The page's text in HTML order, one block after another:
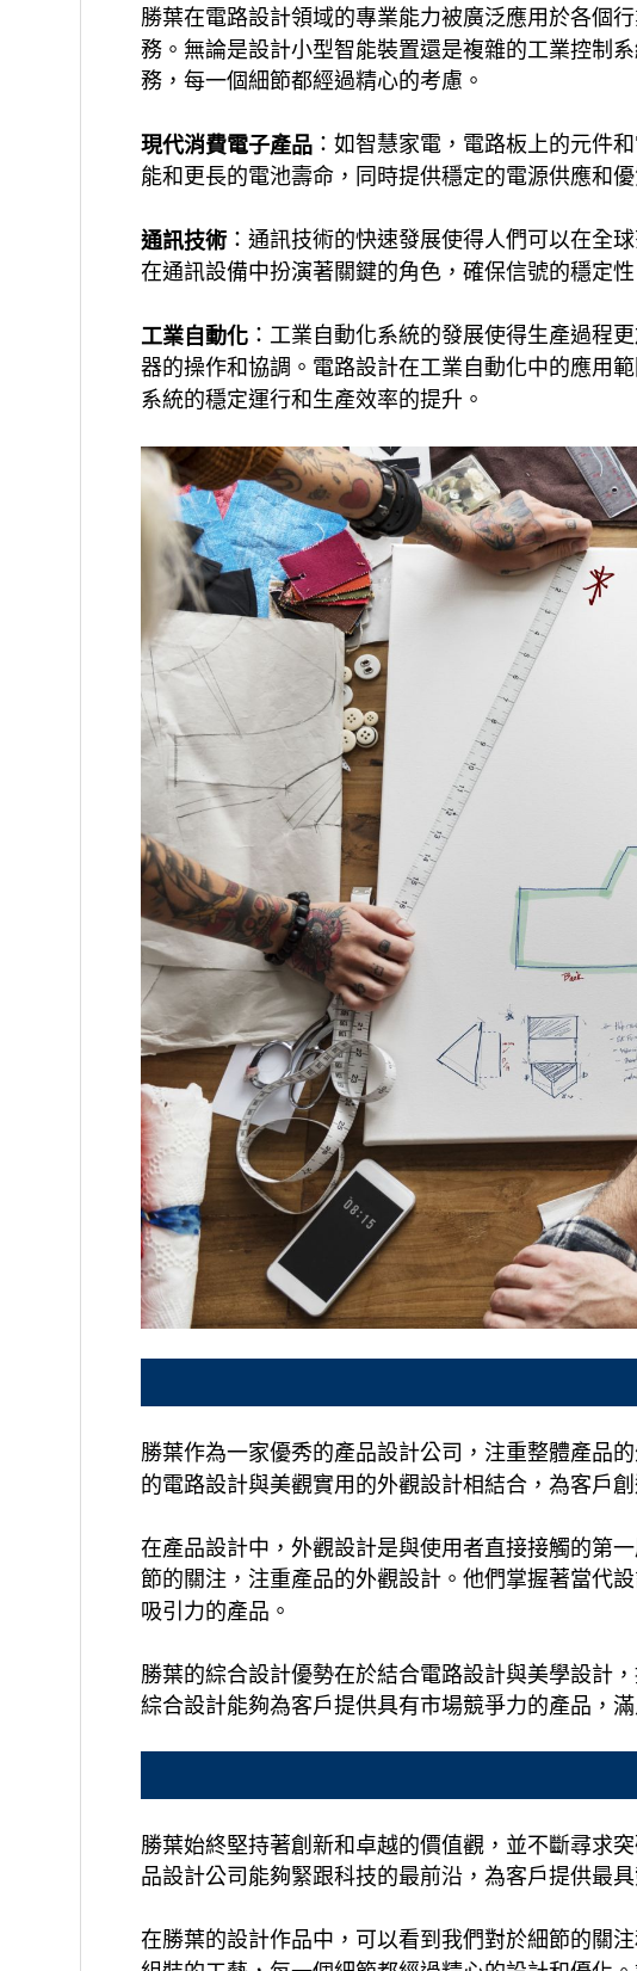
勝葉在電路設計領域的專業能力被廣泛應用於各個
務。無論是設計小型智能裝置還是複雜的工業控制
務，每一個細節都經過精心的考慮。
現代消費電子產品 ：如智慧家電，電路板上的元件
能和更長的電池壽命，同時提供穩定的電源供應和
通訊技術 ：通訊技術的快速發展使得人們可以在全
在通訊設備中扮演著關鍵的角色，確保信號的穩定
工業自動化 ：工業自動化系統的發展使得生產過程
器的操作和協調。電路設計在工業自動化中的應用
系統的穩定運行和生產效率的提升。
勝葉作為一家優秀的產品設計公司，注重整體產品
的電路設計與美觀實用的外觀設計相結合，為客戶
在產品設計中，外觀設計是與使用者直接接觸的第
節的關注，注重產品的外觀設計。他們掌握著當代
吸引力的產品。
勝葉的綜合設計優勢在於結合電路設計與美學設計
綜合設計能夠為客戶提供具有市場競爭力的產品，
勝葉始終堅持著創新和卓越的價值觀，並不斷尋求
品設計公司能夠緊跟科技的最前沿，為客戶提供最
在勝葉的設計作品中，可以看到我們對於細節的關